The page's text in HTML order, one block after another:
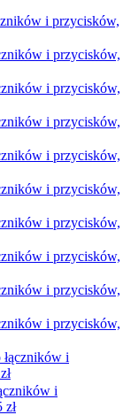
i przycisków,
i przycisków,
i przycisków,
i przycisków,
i przycisków,
i przycisków,
i przycisków,
i przycisków,
i przycisków,
i przycisków,
i
i
zł